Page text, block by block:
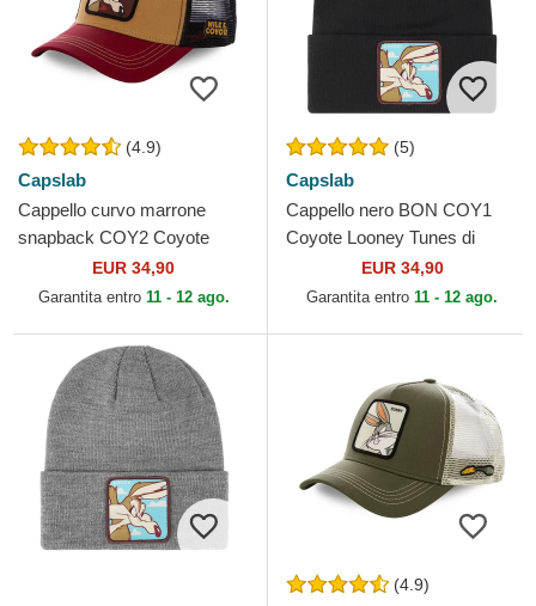
(4.9)
Capslab
Cappello curvo marrone
snapback COY2 Coyote
Looney Tunes di Capslab
EUR 34,90
Garantita entro 11 - 12 ago.
(5)
Capslab
Cappello nero BON COY1
Coyote Looney Tunes di
EUR 34,90
Garantita entro 11 - 12 ago.
(4.9)